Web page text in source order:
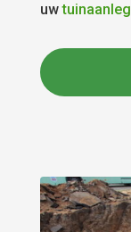
uwtuinaanleg